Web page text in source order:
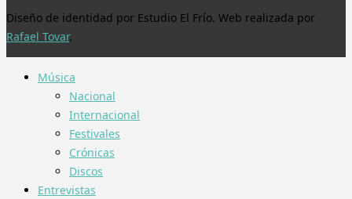
Diseño de identidad por Estudio El Frío. Web realizada por
Rafael Tovar.
Música
Nacional
Internacional
Festivales
Crónicas
Discos
Entrevistas